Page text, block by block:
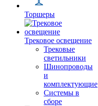
Торшеры
Трековое освещение
Трековые
светильники
Шинопроводы
и
комплектующие
Системы в
сборе